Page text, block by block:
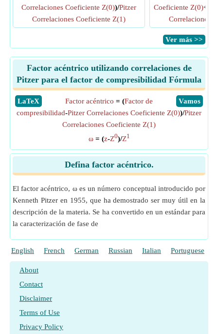
Correlaciones Coeficiente Z(0))/Pitzer
Correlaciones Coeficiente Z(1)
Coeficiente Z(0)+
Correlaciones
​Ver más >>
Factor acéntrico utilizando correlaciones de
Pitzer para el factor de compresibilidad Fórmula
​LaTeX ​Vamos
Factor acéntrico = (Factor de
compresibilidad-Pitzer Correlaciones Coeficiente Z(0))/Pitzer
Correlaciones Coeficiente Z(1)
ω= (z-Z0)/Z1
Defina factor acéntrico.
El factor acéntrico, ω es un número conceptual introducido por
Kenneth Pitzer en 1955, que ha demostrado ser muy útil en la
descripción de la materia. Se ha convertido en un estándar para
la caracterización de fase de
English French German Russian Italian Portuguese
About
Contact
Disclaimer
Terms of Use
Privacy Policy